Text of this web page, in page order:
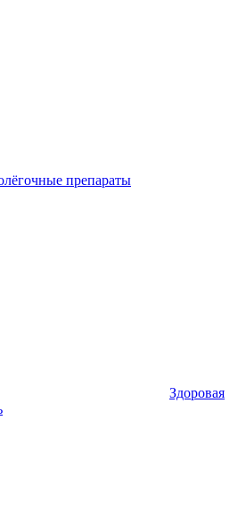
препараты
Здоровая